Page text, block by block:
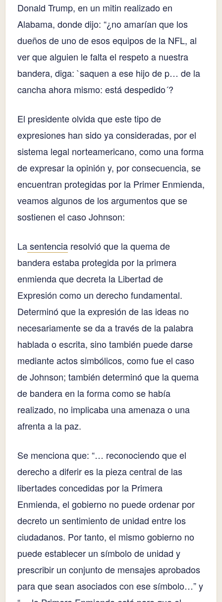
Donald Trump, en un mitin realizado en
Alabama, donde dijo: “¿no amarían que los
dueños de uno de esos equipos de la NFL, al
ver que alguien le falta el respeto a nuestra
bandera, diga: `saquen a ese hijo de p… de la
cancha ahora mismo: está despedido´?
El presidente olvida que este tipo de
expresiones han sido ya consideradas, por el
sistema legal norteamericano, como una forma
de expresar la opinión y, por consecuencia, se
encuentran protegidas por la Primer Enmienda,
veamos algunos de los argumentos que se
sostienen el caso Johnson:
Lasentencia resolvió que la quema de
bandera estaba protegida por la primera
enmienda que decreta la Libertad de
Expresión como un derecho fundamental.
Determinó que la expresión de las ideas no
necesariamente se da a través de la palabra
hablada o escrita, sino también puede darse
mediante actos simbólicos, como fue el caso
de Johnson; también determinó que la quema
de bandera en la forma como se había
realizado, no implicaba una amenaza o una
afrenta a la paz.
Se menciona que: “… reconociendo que el
derecho a diferir es la pieza central de las
libertades concedidas por la Primera
Enmienda, el gobierno no puede ordenar por
decreto un sentimiento de unidad entre los
ciudadanos. Por tanto, el mismo gobierno no
puede establecer un símbolo de unidad y
prescribir un conjunto de mensajes aprobados
para que sean asociados con ese símbolo…” y